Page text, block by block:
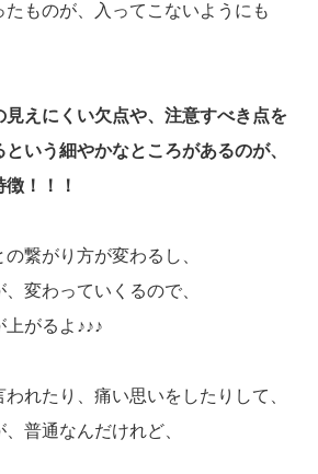
ものが、入ってこないようにも
見えにくい欠点や、注意すべき点を
いう細やかなところがあるのが、
！！！
繋がり方が変わるし、
変わっていくるので、
上がるよ♪♪♪
れたり、痛い思いをしたりして、
普通なんだけれど、